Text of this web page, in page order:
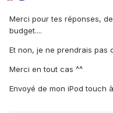
Merci pour tes réponses,
budget....
Et non, je ne prendrais pas
Merci en tout cas ^^
Envoyé de mon iPod touch